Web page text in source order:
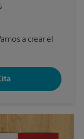
a crear el